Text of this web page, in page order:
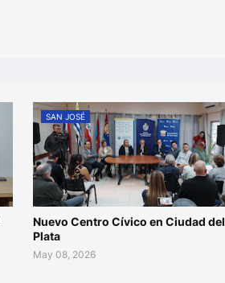
SAN JOSÉ
Nuevo Centro Cívico en Ciudad del
Plata
May 08, 2026